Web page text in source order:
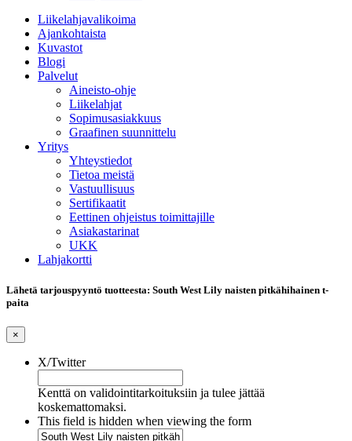
Liikelahjavalikoima
Ajankohtaista
Kuvastot
Blogi
Palvelut
Aineisto-ohje
Liikelahjat
Sopimusasiakkuus
Graafinen suunnittelu
Yritys
Yhteystiedot
Tietoa meistä
Vastuullisuus
Sertifikaatit
Eettinen ohjeistus toimittajille
Asiakastarinat
UKK
Lahjakortti
Lähetä tarjouspyyntö tuotteesta: South West Lily naisten pitkähihainen t-
paita
×
X/Twitter
Kenttä on validointitarkoituksiin ja tulee jättää
koskemattomaksi.
This field is hidden when viewing the form